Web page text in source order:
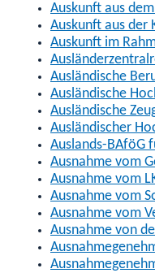
Auskunft aus
Auskunft aus der
Auskunft im
Ausländische
Ausländische
Ausländische
Ausländischer
Auslands-BAföG
Ausnahme vom
Ausnahme vom
Ausnahme vom
Ausnahme vom
Ausnahme von